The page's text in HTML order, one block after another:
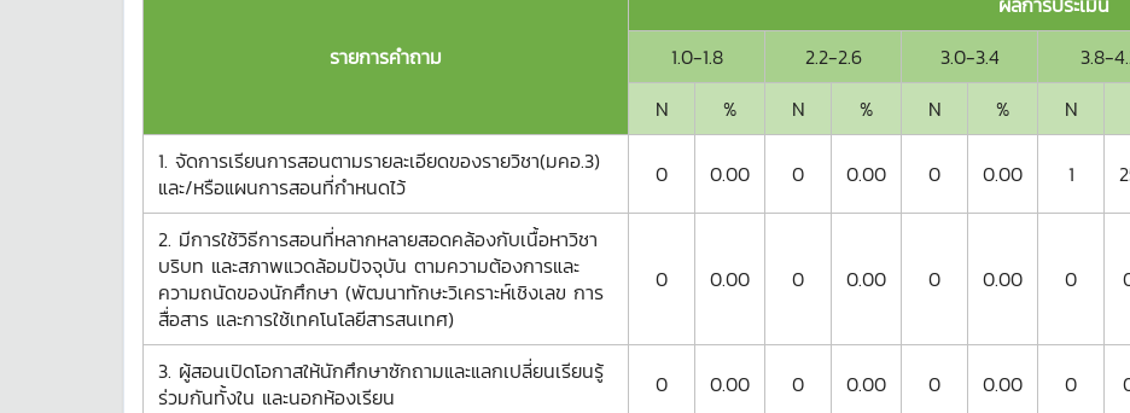
รายการคำถาม
1.0-1.8
2.2-2.6 3.0-3.4 3.8-
N
% N % N % N
1. จัดการเรียนการสอนตามรายละเอียดของรายวิชา(มคอ.3)
และ/หรือแผนการสอนที่กำหนดไว้
0 0.00 0 0.00 0 0.00 1
2. มีการใช้วิธีการสอนที่หลากหลายสอดคล้องกับเนื้อหาวิชา
บริบท และสภาพแวดล้อมปัจจุบัน ตามความต้องการและ
ความถนัดของนักศึกษา (พัฒนาทักษะวิเคราะห์เชิงเลข การ
สื่อสาร และการใช้เทคโนโลยีสารสนเทศ)
0 0.00 0 0.00 0 0.00 0
3. ผู้สอนเปิดโอกาสให้นักศึกษาซักถามและแลกเปลี่ยนเรียนรู้
ร่วมกันทั้งใน และนอกห้องเรียน
0 0.00 0 0.00 0 0.00 0